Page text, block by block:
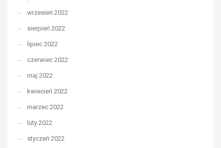
wrzesień 2022
sierpień 2022
lipiec 2022
czerwiec 2022
maj 2022
kwiecień 2022
marzec 2022
luty 2022
styczeń 2022